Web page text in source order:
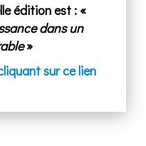
édition est : «
dans un
»
sur ce lien